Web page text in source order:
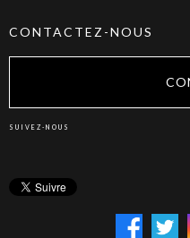
CONTACTEZ-NOUS
SUIVEZ-NOUS